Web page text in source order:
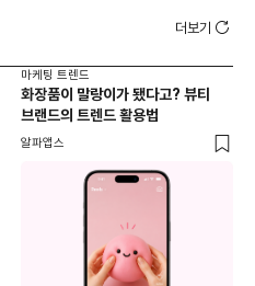
더보기
마케팅 트렌드
화장품이 말랑이가 됐다고? 뷰티
브랜드의 트렌드 활용법
알파앱스